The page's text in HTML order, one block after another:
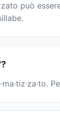
può